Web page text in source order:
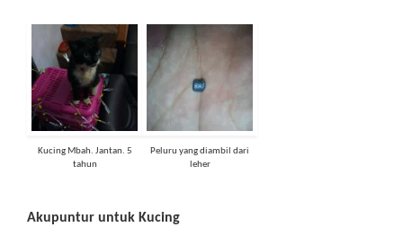
Kucing Mbah. Jantan. 5
tahun
Peluru yang diambil dari
leher
Akupuntur untuk Kucing